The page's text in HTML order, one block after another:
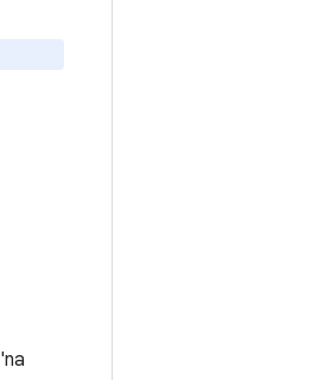
'na